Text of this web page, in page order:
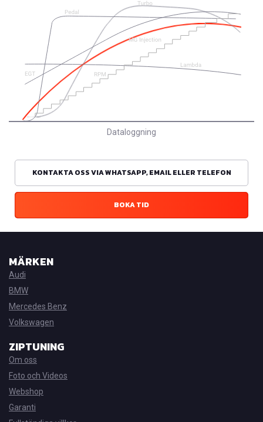
Dataloggning
KONTAKTA OSS VIA WHATSAPP, EMAIL ELLER TELEFON
BOKA TID
MÄRKEN
Audi
BMW
Mercedes Benz
Volkswagen
ZIPTUNING
Om oss
Foto och Videos
Webshop
Garanti